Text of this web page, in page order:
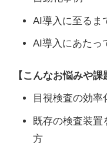
AI導入に至るま
AI導入にあたっ
【こんなお悩みや
目視検査の効
既存の検査装置
方